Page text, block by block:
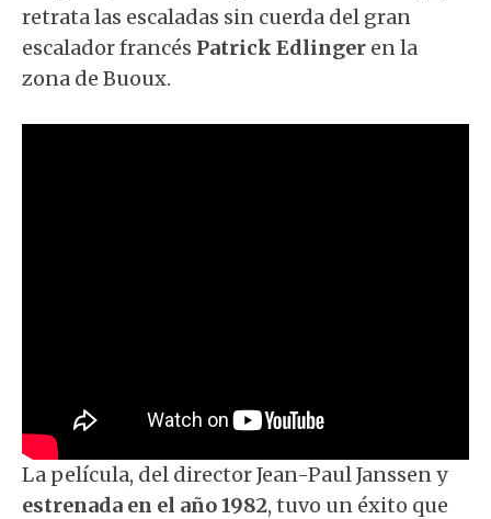
retrata las escaladas sin cuerda del gran
escalador francés Patrick Edlinger en la
zona de Buoux.
La película, del director Jean-Paul Janssen y
estrenada en el año 1982, tuvo un éxito que